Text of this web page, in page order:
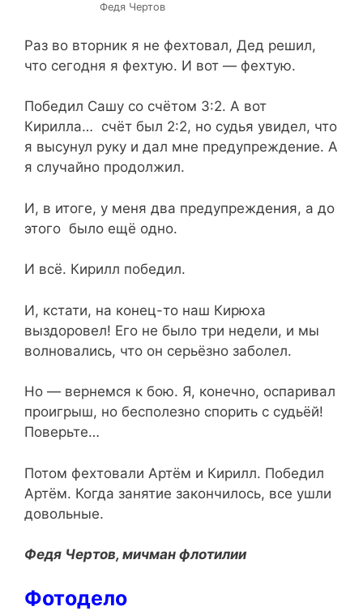
Федя Чертов
Раз во вторник я не фехтовал, Дед решил,
что сегодня я фехтую. И вот — фехтую.
Победил Сашу со счётом 3:2. А вот
Кирилла… счёт был 2:2, но судья увидел, что
я высунул руку и дал мне предупреждение. А
я случайно продолжил.
И, в итоге, у меня два предупреждения, а до
этого было ещё одно.
И всё. Кирилл победил.
И, кстати, на конец-то наш Кирюха
выздоровел! Его не было три недели, и мы
волновались, что он серьёзно заболел.
Но — вернемся к бою. Я, конечно, оспаривал
проигрыш, но бесполезно спорить с судьёй!
Поверьте…
Потом фехтовали Артём и Кирилл. Победил
Артём. Когда занятие закончилось, все ушли
довольные.
Федя Чертов, мичман флотилии
Фотодело